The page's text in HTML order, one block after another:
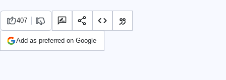
407
Add as preferred on Google